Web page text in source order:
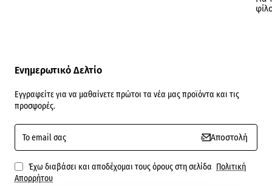
Ενημερωτικό Δελτίο
Εγγραφείτε για να μαθαίνετε πρώτοι τα νέα μας προϊόντα και τις
προσφορές.
To
email
σας
Αποστολή
Έχω διαβάσει και αποδέχομαι τους όρους στη σελίδα Πολιτική
Απορρήτου